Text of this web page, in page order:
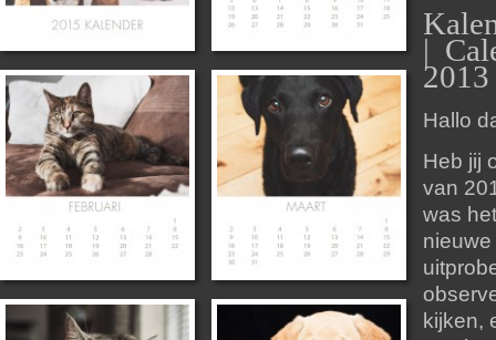
|
2013
Hallo
Heb jij
van
was
kijken,